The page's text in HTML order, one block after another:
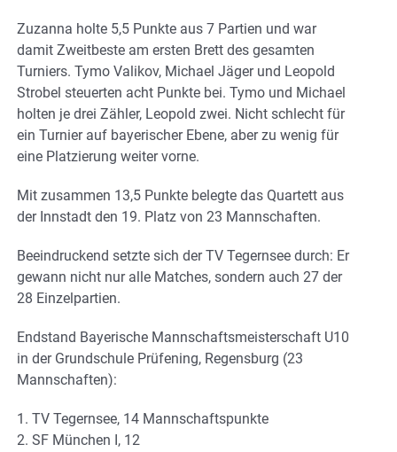
Zuzanna holte 5,5 Punkte aus 7 Partien und war
damit Zweitbeste am ersten Brett des gesamten
Turniers. Tymo Valikov, Michael Jäger und Leopold
Strobel steuerten acht Punkte bei. Tymo und Michael
holten je drei Zähler, Leopold zwei. Nicht schlecht für
ein Turnier auf bayerischer Ebene, aber zu wenig für
eine Platzierung weiter vorne.
Mit zusammen 13,5 Punkte belegte das Quartett aus
der Innstadt den 19. Platz von 23 Mannschaften.
Beeindruckend setzte sich der TV Tegernsee durch: Er
gewann nicht nur alle Matches, sondern auch 27 der
28 Einzelpartien.
Endstand Bayerische Mannschaftsmeisterschaft U10
in der Grundschule Prüfening, Regensburg (23
Mannschaften):
1. TV Tegernsee, 14 Mannschaftspunkte
2. SF München I, 12